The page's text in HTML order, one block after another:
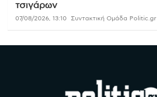
τσιγάρων
07/08/2026, 13:10 Συντακτική Ομάδα Politic.gr